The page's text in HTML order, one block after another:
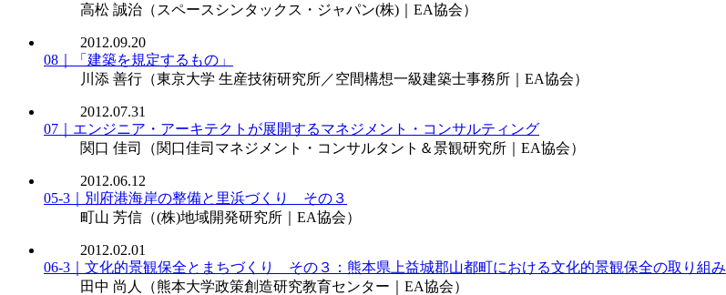
高松 誠治 （スペースシンタックス・ジャパン(株)｜EA協会）
2012.09.20
08｜「建築を規定するもの」
川添 善行 （東京大学 生産技術研究所／空間構想一級建築士事務所｜EA協会）
2012.07.31
07｜エンジニア・アーキテクトが展開するマネジメント・コンサルティング
関口 佳司
（関口佳司マネジメント・コンサルタント＆景観研究所｜EA協会）
2012.06.12
05-3｜別府港海岸の整備と里浜づくり その３
町山 芳信 （(株)地域開発研究所｜EA協会）
2012.02.01
06-3｜文化的景観保全とまちづくり その３：熊本県上益城郡山都町における文化的景観保全の取り組み
田中 尚人
（熊本大学政策創造研究教育センター｜EA協会）